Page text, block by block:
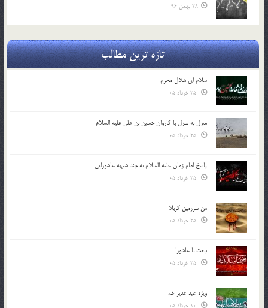
28 بهمن 96
تازه ترین مطالب
سلام ای هلال محرم
منزل به منزل با کاروان حسین بن علی علیه السلام
پاسخ امام زمان علیه السلام به چند شبهه عاشورایی
من سرزمین کربلا
بیعت با عاشورا
ویژه عید غدیر خم